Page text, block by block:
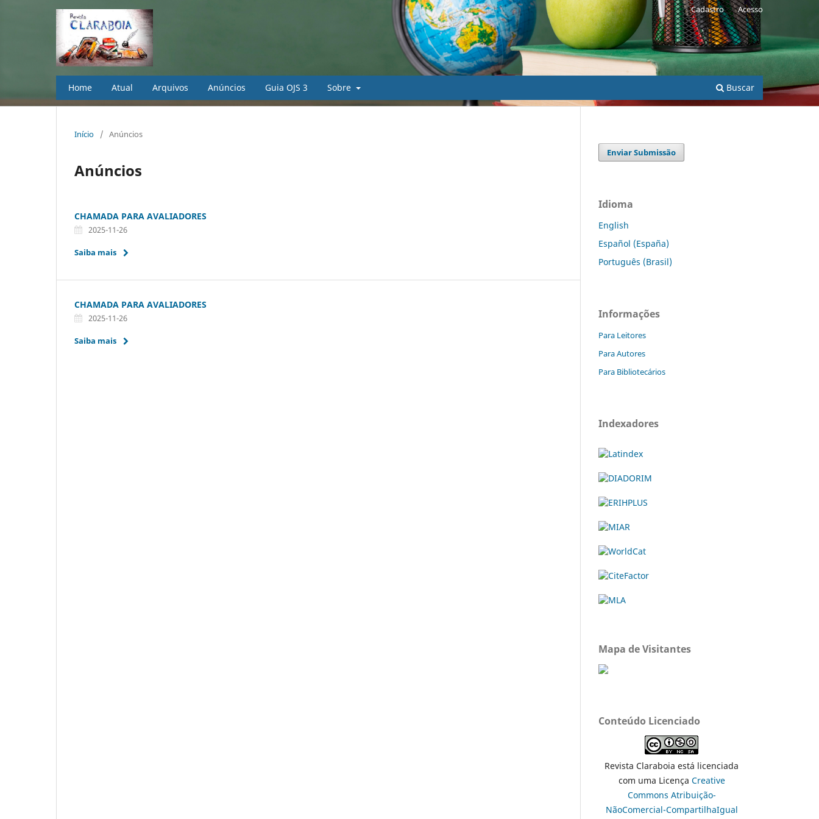
Home Atual Arquivos Anúncios Guia OJS 3 Sobre Buscar
Cadastro Acesso
Início / Anúncios
Anúncios
CHAMADA PARA AVALIADORES
2025-11-26
Saiba mais
CHAMADA PARA AVALIADORES
2025-11-26
Saiba mais
Enviar Submissão
Idioma
English
Español (España)
Português (Brasil)
Informações
Para Leitores
Para Autores
Para Bibliotecários
Indexadores
Mapa de Visitantes
Conteúdo Licenciado
Revista Claraboia está licenciada
com uma Licença Creative
Commons Atribuição-
NãoComercial-CompartilhaIgual